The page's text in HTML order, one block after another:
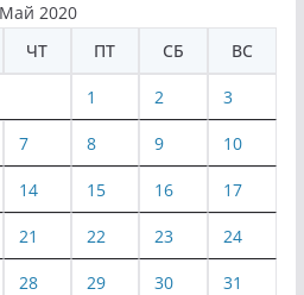
Май 2020
ЧТ ПТ СБ ВС
1 2 3
7 8 9 10
14 15 16 17
21 22 23 24
28 29 30 31